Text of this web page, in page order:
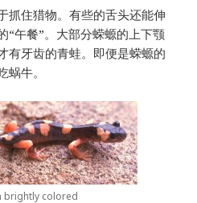
抓住猎物。有些的舌头还能伸
午餐”。 大部分蝾螈的上下颚
牙齿的青蛙。 即便是蝾螈的
蜗牛。
brightly colored